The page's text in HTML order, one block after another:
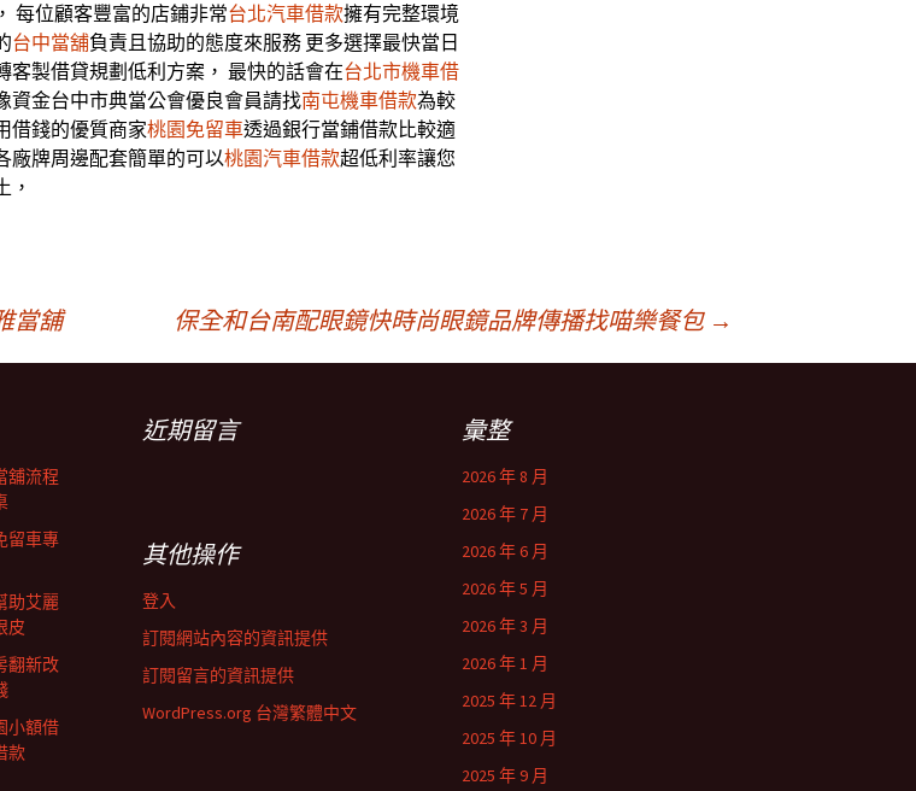
每位顧客豐富的店鋪非常台北汽車借款擁有完整環境
台中當舖負責且協助的態度來服務 更多選擇最快當日
客製借貸規劃低利方案， 最快的話會在台北市機車借
資金台中市典當公會優良會員請找南屯機車借款為較
借錢的優質商家桃園免留車透過銀行當鋪借款比較適
廠牌周邊配套簡單的可以桃園汽車借款超低利率讓您
，
當舖 保全和台南配眼鏡快時尚眼鏡品牌傳播找喵樂餐包 →
舖流程
留車專
助艾麗
皮
翻新改
小額借
款
近期留言 彙整
2026 年 8 月
2026 年 7 月
2026 年 6 月
2026 年 5 月
2026 年 3 月
2026 年 1 月
2025 年 12 月
2025 年 10 月
2025 年 9 月
其他操作
登入
訂閱網站內容的資訊提供
訂閱留言的資訊提供
WordPress.org 台灣繁體中文